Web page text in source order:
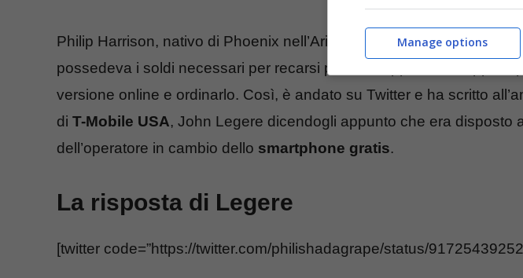
Philip Harrison, nativo di Phoenix nell’Arizona, voleva tanto il nuovo
possedeva i soldi necessari per recarsi presso l’Apple Store oppure
versione online e ordinarlo. Così, è andato su Twitter e ha scritto
di T-Mobile USA, John Legere dicendogli appunto che era disposto
dell’operatore in cambio dello smartphone gratis.
La risposta di Legere
[twitter code=”https://twitter.com/philishadagrape/status/
Manage options